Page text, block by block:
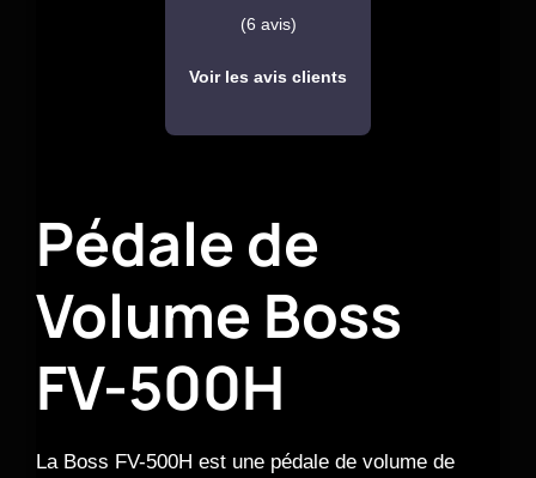
(6 avis)
Voir les avis clients
Pédale de
Volume Boss
FV-500H
La Boss FV-500H est une pédale de volume de